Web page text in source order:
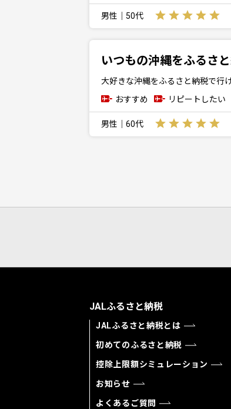
男性｜50代
いつもの沖縄をふるさ
大好きな沖縄をふるさと納税で行
おすすめ
リピートしたい
男性｜60代
JALふるさと納税
JALふるさと納税とは
初めてのふるさと納税
控除上限額シミュレーション
お知らせ
よくあるご質問